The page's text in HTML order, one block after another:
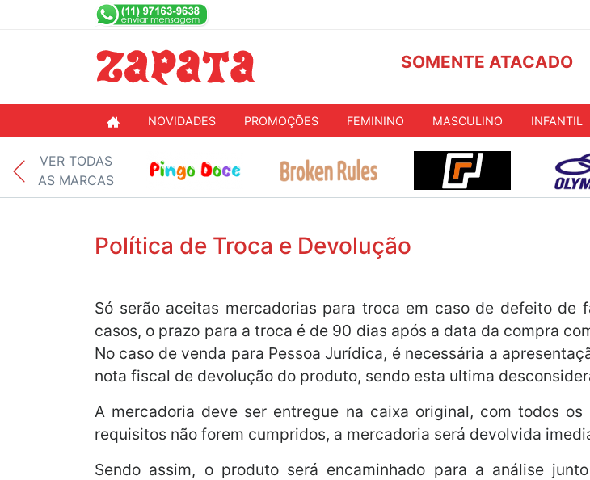
SOMENTE ATACADO
NOVIDADES PROMOÇÕES FEMININO MASCULINO INFANTIL
VER TODAS
AS MARCAS
Política de Troca e Devolução
Só serão aceitas mercadorias para troca em caso de defeito de
casos, o prazo para a troca é de 90 dias após a data da compra
No caso de venda para Pessoa Jurídica, é necessária a
nota fiscal de devolução do produto, sendo esta ultima
A mercadoria deve ser entregue na caixa original, com todos
requisitos não forem cumpridos, a mercadoria será devolvida
Sendo assim, o produto será encaminhado para a análise